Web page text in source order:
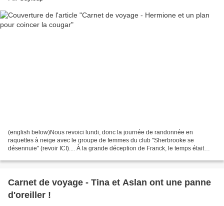
(english below)Nous revoici lundi, donc la journée de randonnée en
raquettes à neige avec le groupe de femmes du club "Sherbrooke se
désennuie" (revoir ICI).... À la grande déception de Franck, le temps était
Carnet de voyage - Tina et Aslan ont une panne
d'oreiller !